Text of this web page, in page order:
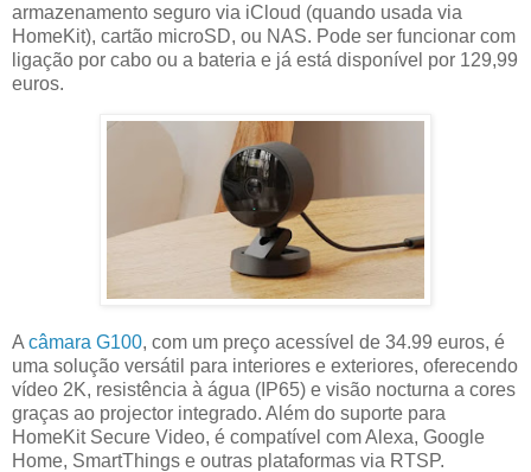
armazenamento seguro via iCloud (quando usada via
HomeKit), cartão microSD, ou NAS. Pode ser funcionar com
ligação por cabo ou a bateria e já está disponível por 129,99
euros.
A câmara G100, com um preço acessível de 34.99 euros, é
uma solução versátil para interiores e exteriores, oferecendo
vídeo 2K, resistência à água (IP65) e visão nocturna a cores
graças ao projector integrado. Além do suporte para
HomeKit Secure Video, é compatível com Alexa, Google
Home, SmartThings e outras plataformas via RTSP.